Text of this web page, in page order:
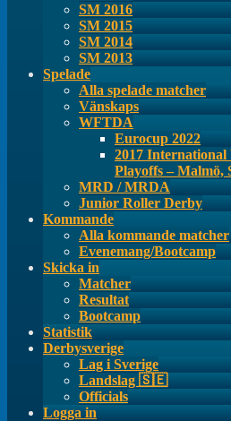
SM 2016
SM 2015
SM 2014
SM 2013
Spelade
Alla spelade matcher
Vänskaps
WFTDA
Eurocup 2022
2017
Playoffs – Malmö,
MRD / MRDA
Junior Roller Derby
Kommande
Alla kommande matcher
Evenemang/Bootcamp
Skicka in
Matcher
Resultat
Bootcamp
Statistik
Derbysverige
Lag i Sverige
Landslag 🇸🇪
Officials
Logga in